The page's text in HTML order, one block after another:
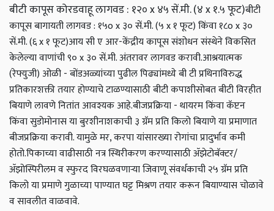
बीटी कापूस कोरडवाहू लागवड : १२० x ४५ सें.मी. (४ x १.५ फूट)बीटी
कापूस बागायती लागवड : १५o x ३० सें.मी. (५ x १ फूट) किंवा १८o x ३०
सें.मी. (६ x १ फूट)आय सी ए आर-केंद्रीय कापूस संशोधन संस्थेने विकसित
केलेल्या वाणांची ९० x ३० सें.मी. अंतरावर लागवड करावी.आश्रयात्मक
(रेफ्युजी) ओळी - बोंडअळ्यांच्या पुढील पिढ्यांमध्ये बी टी प्रथिनाविरुद्ध
प्रतिकारशक्ती तयार होण्याचे टाळण्यासाठी बीटी कपाशीसोबत बीटी विरहीत
बियाणे लावणे नितांत आवश्यक आहे.बीजप्रक्रिया - थायरम किंवा कॅप्टन
किंवा सुडोमोनास या बुरशीनाशकाची ३ ग्रॅम प्रति किलो बियाणे या प्रमाणात
बीजप्रक्रिया करावी. यामुळे मर, करपा यांसारख्या रोगांचा प्रादुर्भाव कमी
होतो.पिकाच्या वाढीसाठी नत्र स्थिरीकरण करण्यासाठी ॲझेटोबॅक्टर/
ॲझोस्पिरीलम व स्फुरद विरघळवणाऱ्या जिवाणू संवर्धकाची २५ ग्रॅम प्रति
किलो या प्रमाणे गुळाच्या पाण्यात घट्ट मिश्रण तयार करून बियाण्यास चोळावे
व सावलीत वाळवावे.